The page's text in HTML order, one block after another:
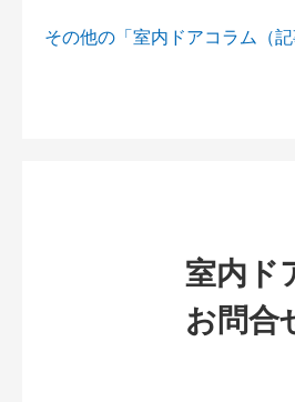
その他の「室内ドアコラム（
室内ド
お問合